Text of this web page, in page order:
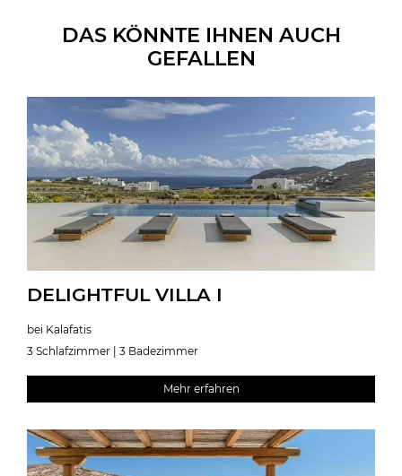
DAS KÖNNTE IHNEN AUCH
GEFALLEN
DELIGHTFUL VILLA I
bei Kalafatis
3 Schlafzimmer | 3 Badezimmer
Mehr erfahren